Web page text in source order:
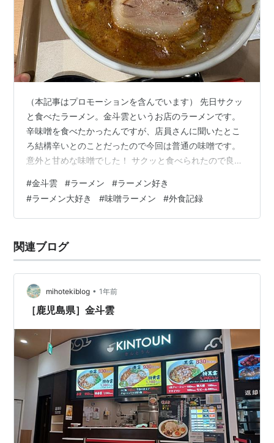
（本記事はプロモーションを含んでいます） 先日サクッ
と食べたラーメン。金斗雲というお店のラーメンです。
辛味噌を食べたかったんですが、店員さんに聞いたとこ
ろ結構辛いとのことだったので今回は普通の味噌です。
意外と甘めな味噌でした！ サクッと食べられたので良か
一番Amazonヤマダイ㈱ ニュータッチ 凄麺ねぎみその逸
品 133g ×12個ニュータッチAmazonカップヌードル 辛味
噌 83g×20食 [日清食品 カップ麺 カップラーメン インス
税】 札幌 味噌 ラー…
#金斗雲 #ラーメン #ラーメン好き
#ラーメン大好き #味噌ラーメン #外食記録
関連ブログ
mihotekiblog • 1年前
［鹿児島県］金斗雲